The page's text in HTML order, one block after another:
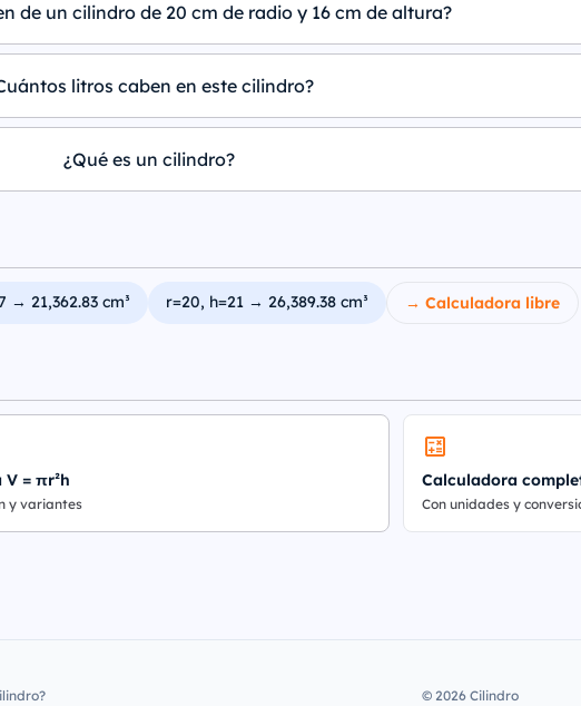
de un cilindro de 20 cm de radio y 16 cm de altura?
litros caben en este cilindro?
¿Qué es un cilindro?
→ 21,362.83 cm³ r=20, h=21 → 26,389.38 cm³ → Calculadora libre
= πr²h
y variantes
Calculadora
Con unidades y
© 2026 Cilindro